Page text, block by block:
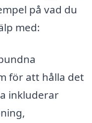
på vad du
med:
för att hålla det
inkluderar